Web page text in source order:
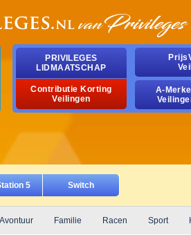
PRIVILEGES
LIDMAATSCHAP
Contributie Korting
Veilingen
A-
5 Switch
Avontuur Familie Racen Sport